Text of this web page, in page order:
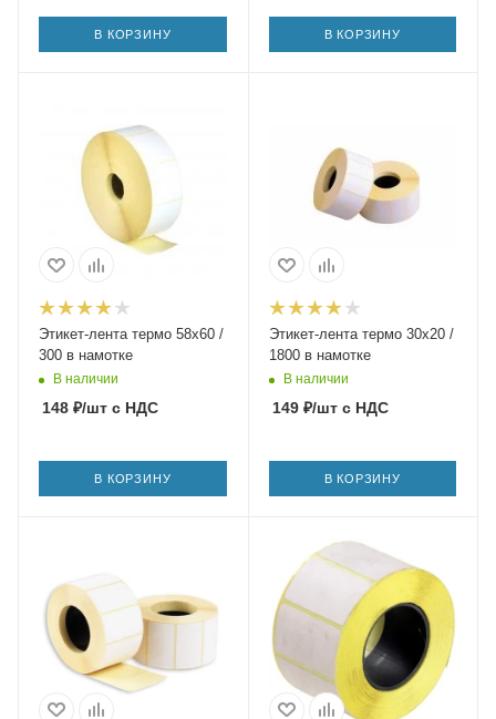
В КОРЗИНУ В КОРЗИНУ
Этикет-лента термо 58х60 /
300 в намотке
В наличии
148 ₽/шт с НДС
В КОРЗИНУ
Этикет-лента термо 30х20 /
1800 в намотке
В наличии
149₽/штс НДС
В КОРЗИНУ